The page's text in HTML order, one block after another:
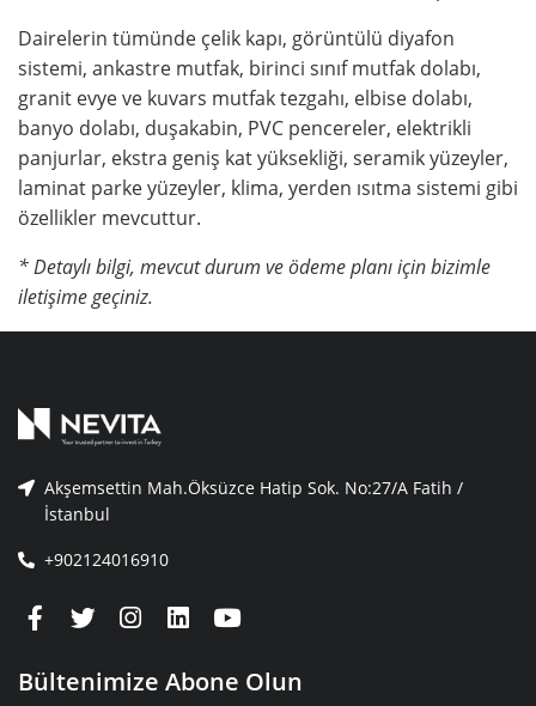
Dairelerin tümünde çelik kapı, görüntülü diyafon
sistemi, ankastre mutfak, birinci sınıf mutfak dolabı,
granit evye ve kuvars mutfak tezgahı, elbise dolabı,
banyo dolabı, duşakabin, PVC pencereler, elektrikli
panjurlar, ekstra geniş kat yüksekliği, seramik yüzeyler,
laminat parke yüzeyler, klima, yerden ısıtma sistemi gibi
özellikler mevcuttur.
* Detaylı bilgi, mevcut durum ve ödeme planı için bizimle
iletişime geçiniz.
Akşemsettin Mah.Öksüzce Hatip Sok. No:27/A Fatih /
İstanbul
+902124016910
Bültenimize Abone Olun